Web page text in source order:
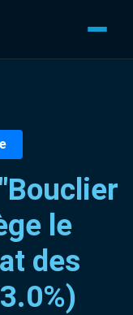
le
des